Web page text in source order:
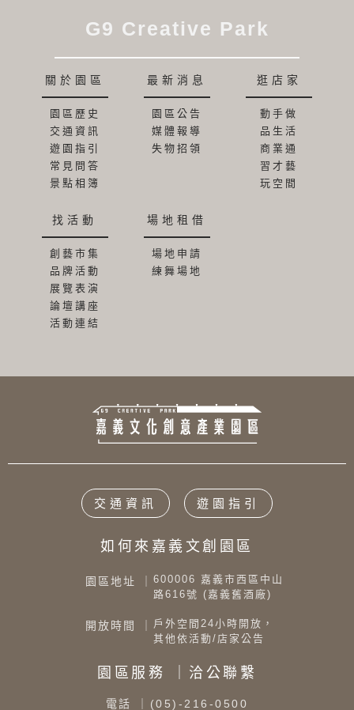
G9 Creative Park
關於園區
園區歷史
交通資訊
遊園指引
常見問答
景點相簿
最新消息
園區公告
媒體報導
失物招領
逛店家
動手做
品生活
商業通
習才藝
玩空間
找活動
創藝市集
品牌活動
展覽表演
論壇講座
活動連結
場地租借
場地申請
練舞場地
交通資訊 遊園指引
如何來嘉義文創園區
園區地址 ｜ 600006 嘉義市西區中山
路616號 (嘉義舊酒廠)
開放時間 ｜ 戶外空間24小時開放，
其他依活動/店家公告
園區服務 ｜洽公聯繫
電話 ｜(05)-216-0500